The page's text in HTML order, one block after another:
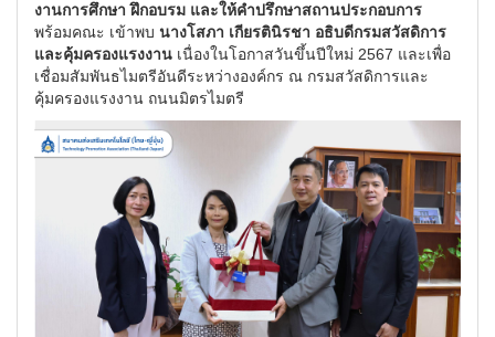
งานการศึกษา ฝึกอบรม และให้คำปรึกษาสถานประกอบการ
พร้อมคณะ เข้าพบ นางโสภา เกียรตินิรชา อธิบดีกรมสวัสดิการ
และคุ้มครองแรงงาน เนื่องในโอกาสวันขึ้นปีใหม่ 2567 และเพื่อ
เชื่อมสัมพันธไมตรีอันดีระหว่างองค์กร ณ กรมสวัสดิการและ
คุ้มครองแรงงาน ถนนมิตรไมตรี